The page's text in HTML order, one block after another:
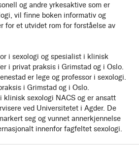
og andre yrkesaktive som er
vil finne boken informativ og
for et utvidet rom for forståelse av
i sexologi og spesialist i klinisk
i privat praksis i Grimstad og i Oslo.
er lege og professor i sexologi.
i Grimstad og i Oslo.
klinisk sexologi NACS og er ansatt
ved Universitetet i Agder. De
seg og vunnet annerkjennelse
innenfor fagfeltet sexologi.